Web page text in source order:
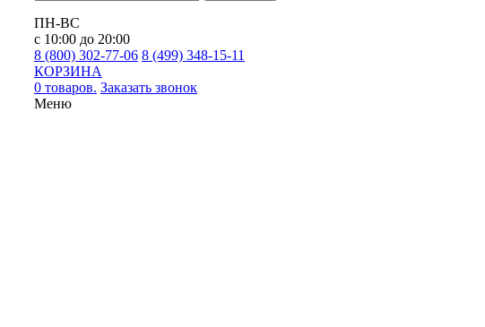
ПН-ВС
с 10:00 до 20:00
8 (800) 302-77-06 8 (499) 348-15-11
КОРЗИНА
0 товаров. Заказать звонок
Меню